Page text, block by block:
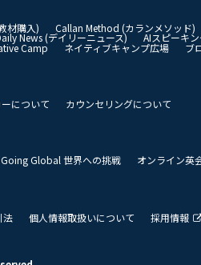
材購入) Callan Method (カランメソッド)
News (デイリーニュース)
AIスピーキ
Camp ネイティブキャンプ広場 ブ
について カウンセリングについて
Going Global 世界への挑戦 オンライン英
法 個人情報取扱いについて 採用情報